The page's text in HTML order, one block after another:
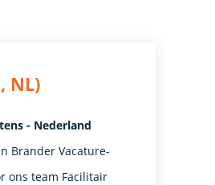
NL)
- Nederland
Brander Vacature-
ons team Facilitair